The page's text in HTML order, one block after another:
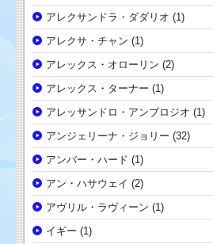
アレクサンドラ・ダダリオ (1)
アレクサ・チャン (1)
アレックス・オローリン (2)
アレックス・ターナー (1)
アレッサンドロ・アンブロジオ (1)
アンジェリーナ・ジョリー (32)
アンバー・ハード (1)
アン・ハサウェイ (2)
アヴリル・ラヴィーン (1)
イギー (1)